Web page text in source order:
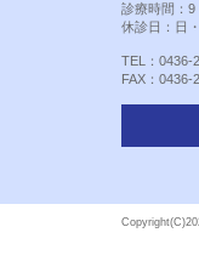
診療時間：9
休診日：日
TEL：0436-
FAX：0436-
Copyright(C)